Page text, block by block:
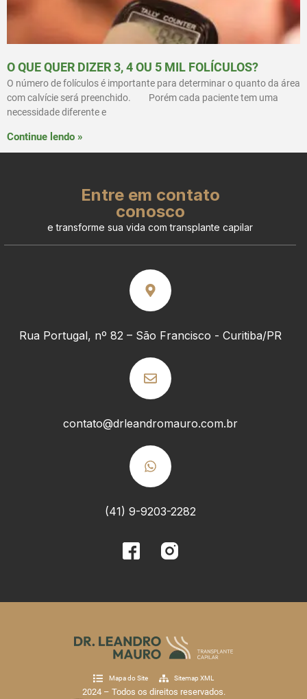
O QUE QUER DIZER 3, 4 OU 5 MIL FOLÍCULOS?⠀
O número de folículos é importante para determinar o quanto da área
com calvície será preenchido.⠀ ⠀ Porém cada paciente tem uma
necessidade diferente e
Continue lendo »
Entre em contato
conosco
e transforme sua vida com transplante capilar
Rua Portugal, nº 82 – São Francisco - Curitiba/PR
contato@drleandromauro.com.br
(41) 9-9203-2282
Mapa do Site Sitemap XML
2024 – Todos os direitos reservados.